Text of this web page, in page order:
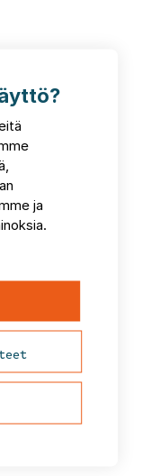
ja